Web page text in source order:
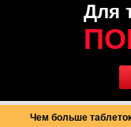
Для
Чем больше